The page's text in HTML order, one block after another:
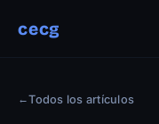
cecg
←Todos los artículos